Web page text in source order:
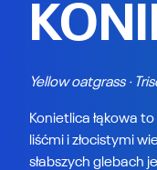
Yellow oatgrass ·
Konietlica łąkowa
liśćmi i złocistymi
słabszych glebach